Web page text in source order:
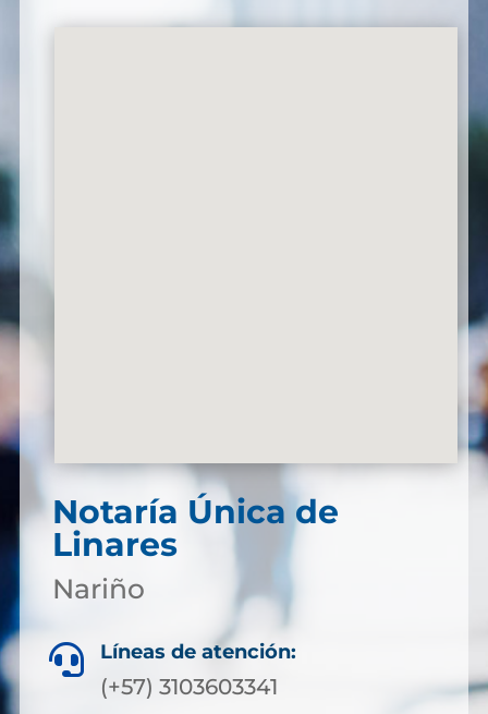
Notaría Única de
Linares
Nariño
 Líneas de atención:
(+57) 3103603341